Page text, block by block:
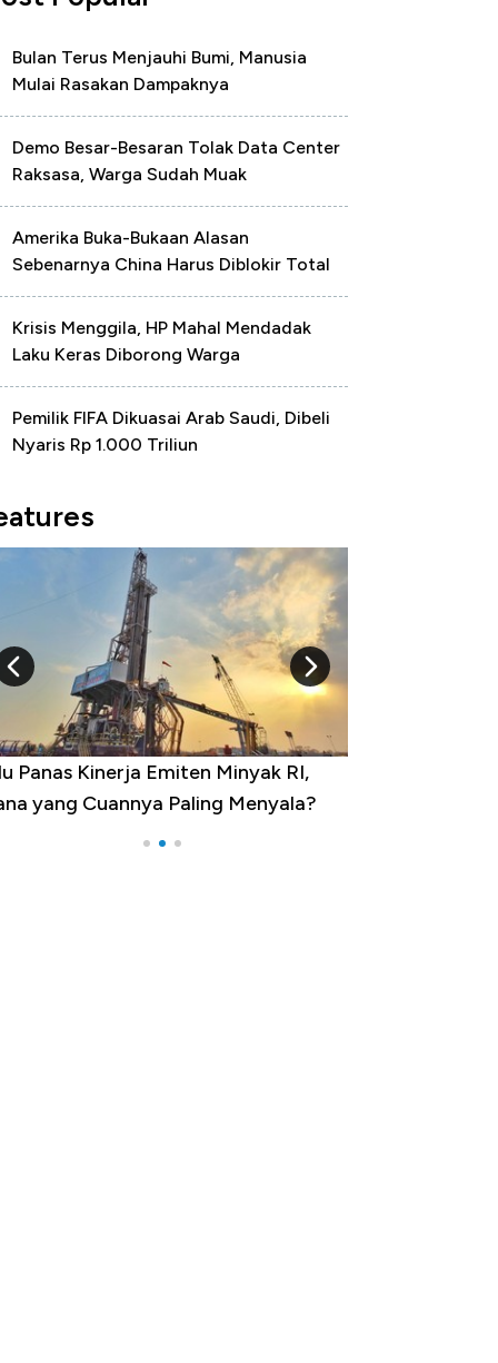
Bulan Terus Menjauhi Bumi, Manusia
Mulai Rasakan Dampaknya
Demo Besar-Besaran Tolak Data Center
Raksasa, Warga Sudah Muak
Amerika Buka-Bukaan Alasan
Sebenarnya China Harus Diblokir Total
Krisis Menggila, HP Mahal Mendadak
Laku Keras Diborong Warga
Pemilik FIFA Dikuasai Arab Saudi, Dibeli
Nyaris Rp 1.000 Triliun
Provinsi dengan Tingkat
Tertinggi, Ada Jakarta